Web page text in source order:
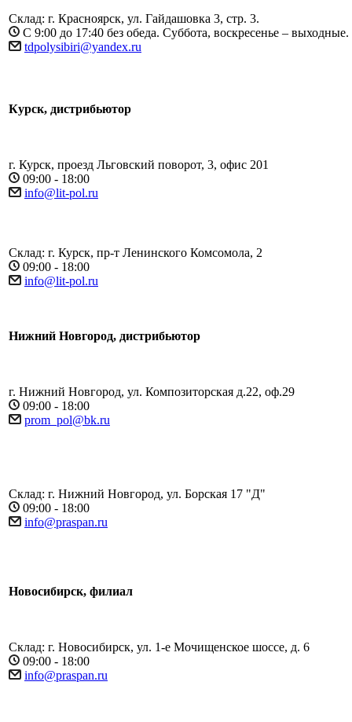
Склад: г. Красноярск, ул. Гайдашовка 3, стр. 3.
С 9:00 до 17:40 без обеда. Суббота, воскресенье – выходные.
tdpolysibiri@yandex.ru
Курск, дистрибьютор
г. Курск, проезд Льговский поворот, 3, офис 201
09:00 - 18:00
info@lit-pol.ru
Склад: г. Курск, пр-т Ленинского Комсомола, 2
09:00 - 18:00
info@lit-pol.ru
Нижний Новгород, дистрибьютор
г. Нижний Новгород, ул. Композиторская д.22, оф.29
09:00 - 18:00
prom_pol@bk.ru
Склад: г. Нижний Новгород, ул. Борская 17 "Д"
09:00 - 18:00
info@praspan.ru
Новосибирск, филиал
Склад: г. Новосибирск, ул. 1-е Мочищенское шоссе, д. 6
09:00 - 18:00
info@praspan.ru